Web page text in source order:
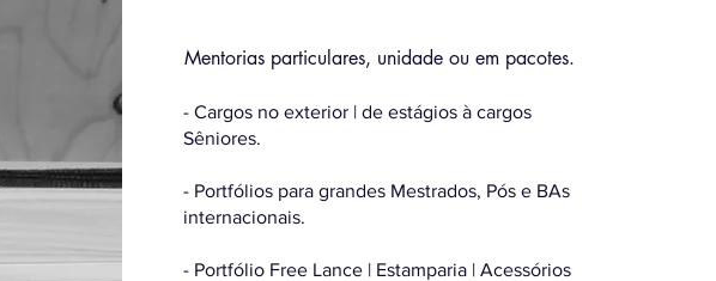
Mentorias particulares, unidade ou em pacotes.
- Cargos no exterior | de estágios à cargos
Sêniores.
- Portfólios para grandes Mestrados, Pós e BAs
internacionais.
- Portfólio Free Lance | Estamparia | Acessórios